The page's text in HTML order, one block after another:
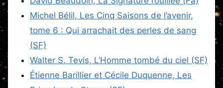
Michel Bélil, Les Cinq Saisons de l’avenir,
tome 6 : Qui arrachait des perles de sang
(SF)
Walter S. Tevis, L’Homme tombé du ciel (SF)
Étienne Barillier et Cécile Duquenne, Les